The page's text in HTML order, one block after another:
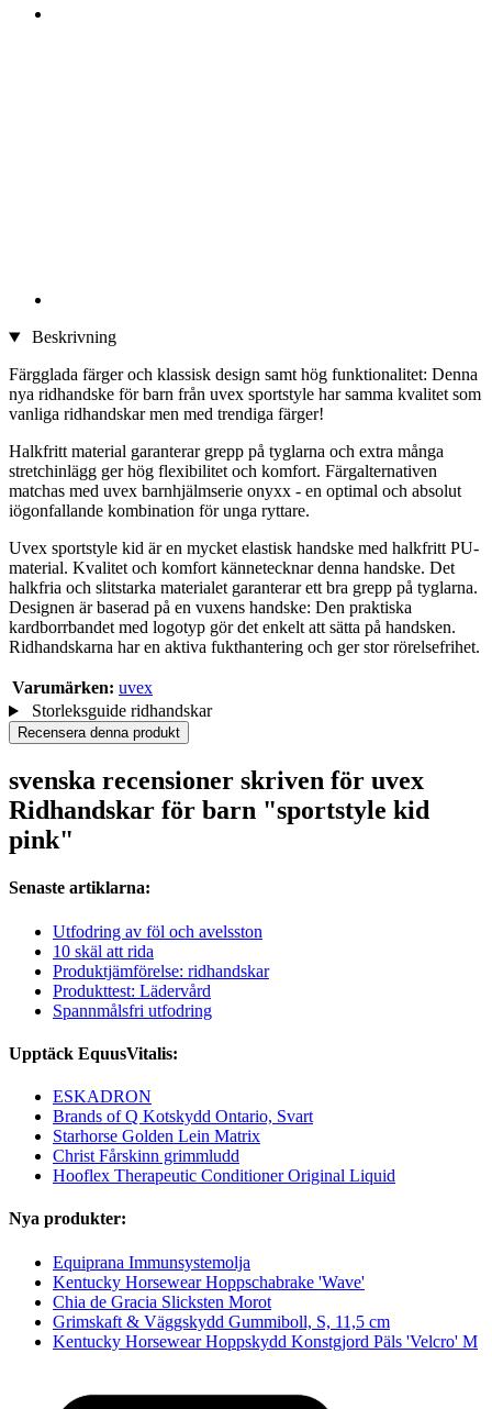
Beskrivning
Färgglada färger och klassisk design samt hög funktionalitet: Denna
nya ridhandske för barn från uvex sportstyle har samma kvalitet som
vanliga ridhandskar men med trendiga färger!
Halkfritt material garanterar grepp på tyglarna och extra många
stretchinlägg ger hög flexibilitet och komfort. Färgalternativen
matchas med uvex barnhjälmserie onyxx - en optimal och absolut
iögonfallande kombination för unga ryttare.
Uvex sportstyle kid är en mycket elastisk handske med halkfritt PU-
material. Kvalitet och komfort kännetecknar denna handske. Det
halkfria och slitstarka materialet garanterar ett bra grepp på tyglarna.
Designen är baserad på en vuxens handske: Den praktiska
kardborrbandet med logotyp gör det enkelt att sätta på handsken.
Ridhandskarna har en aktiva fukthantering och ger stor rörelsefrihet.
Varumärken: uvex
Storleksguide ridhandskar
Recensera denna produkt
svenska recensioner skriven för uvex
Ridhandskar för barn "sportstyle kid
pink"
Senaste artiklarna:
Utfodring av föl och avelsston
10 skäl att rida
Produktjämförelse: ridhandskar
Produkttest: Lädervård
Spannmålsfri utfodring
Upptäck EquusVitalis:
ESKADRON
Brands of Q Kotskydd Ontario, Svart
Starhorse Golden Lein Matrix
Christ Fårskinn grimmludd
Hooflex Therapeutic Conditioner Original Liquid
Nya produkter:
Equiprana Immunsystemolja
Kentucky Horsewear Hoppschabrake 'Wave'
Chia de Gracia Slicksten Morot
Grimskaft & Väggskydd Gummiboll, S, 11,5 cm
Kentucky Horsewear Hoppskydd Konstgjord Päls 'Velcro' M